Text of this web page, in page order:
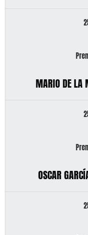
MARIO DE LA
OSCAR